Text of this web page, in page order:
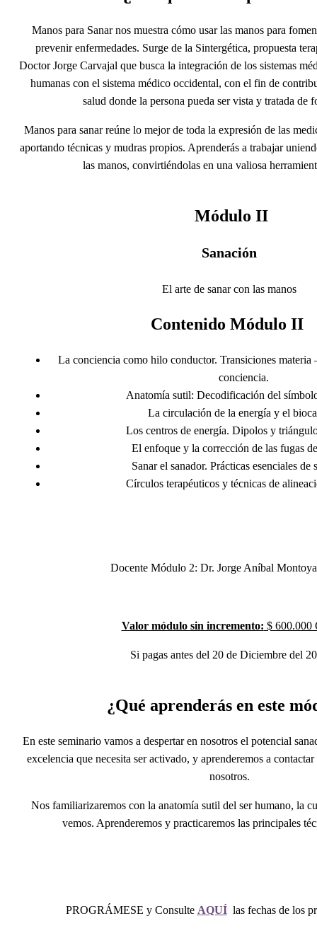
Manos para Sanar nos muestra cómo usar las manos para
prevenir enfermedades. Surge de la Sintergética, propuesta
Doctor Jorge Carvajal que busca la integración de los sistemas
humanas con el sistema médico occidental, con el fin de
salud donde la persona pueda ser vista y tratada de
Manos para sanar reúne lo mejor de toda la expresión de las
aportando técnicas y mudras propios. Aprenderás a trabajar
las manos, convirtiéndolas en una valiosa
Módulo II
Sanación
El arte de sanar con las manos
Contenido Módulo II
La conciencia como hilo conductor. Transiciones materia
conciencia.
Anatomía sutil: Decodificación del
La circulación de la energía y el
Los centros de energía. Dipolos y
El enfoque y la corrección de las fugas
Sanar el sanador. Prácticas esenciales de
Círculos terapéuticos y técnicas de
Docente Módulo 2: Dr. Jorge Aníbal
Valor módulo sin incremento: $ 600.000
Si pagas antes del 20 de Diciembre del
¿Qué aprenderás en este
En este seminario vamos a despertar en nosotros el potencial
excelencia que necesita ser activado, y aprenderemos a
nosotros.
Nos familiarizaremos con la anatomía sutil del ser humano, la
vemos. Aprenderemos y practicaremos las principales
PROGRÁMESE y Consulte AQUÍ las fechas de los